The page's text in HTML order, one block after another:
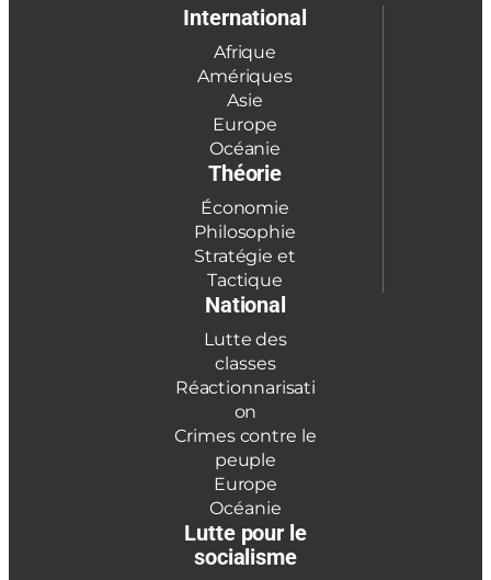
International
Afrique
Amériques
Asie
Europe
Océanie
Théorie
Économie
Philosophie
Stratégie et
Tactique
National
Lutte des
classes
Réactionnarisati
on
Crimes contre le
peuple
Europe
Océanie
Lutte pour le
socialisme